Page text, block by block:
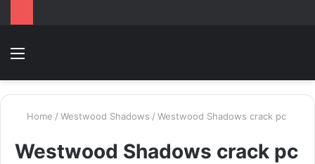
Home / Westwood Shadows / Westwood Shadows crack pc
Westwood Shadows crack pc